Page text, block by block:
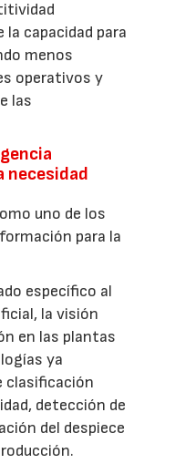
la capacidad para
menos
operativos y
las
necesidad
uno de los
para la
específico al
la visión
en las plantas
ya
clasificación
detección de
del despiece